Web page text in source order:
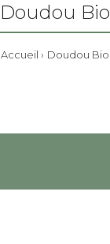
Doudou Bio
Accueil Doudou Bio